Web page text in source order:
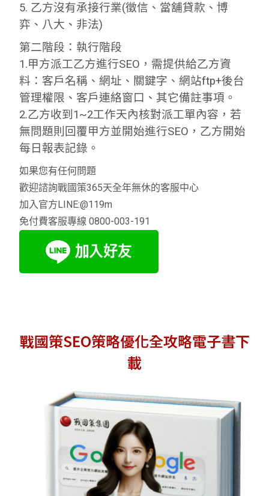
5. 乙方沒有承接行業(徵信、當舖貸款、博
弈、八大、非法)
第二階段：執行階段
1.甲方派工乙方進行SEO，需提供給乙方資
料：客戶名稱、網址、關鍵字、網站ftp+後台
管理權限、客戶連絡窗口、其它備註事項。
2.乙方收到1~2工作天內核對派工單內容，若
無問題則回覆甲方並開始進行SEO，乙方開始
每日報表記錄。
如果您有任何問題
歡迎諮詢戰國策365天全年無休的客服中心
加入官方LINE:@119m
免付費客服專線 0800-003-191
戰國策SEO策略優化全攻略電子書下
載